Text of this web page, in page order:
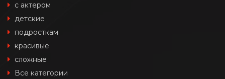
с актером
детские
подросткам
красивые
сложные
Все категории